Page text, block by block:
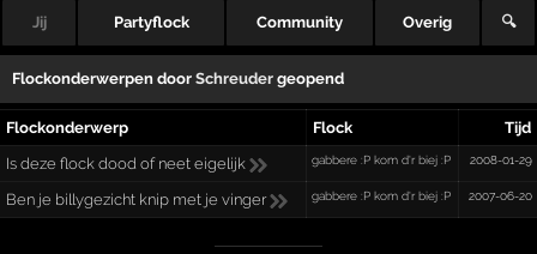
Jij Partyflock Community Overig 🔍
Flockonderwerpen doorSchreuder geopend
Flockonderwerp Flock
Tijd
Is deze flock dood of neet eigelijk
gabbere :P kom d'r biej :P 2008-01-29
Ben je billygezicht knip met je vinger gabbere :P kom d'r biej :P 2007-06-20